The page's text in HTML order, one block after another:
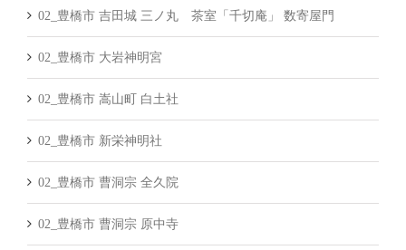
02_豊橋市 吉田城 三ノ丸 茶室「千切庵」 数寄屋門
02_豊橋市 大岩神明宮
02_豊橋市 嵩山町 白土社
02_豊橋市 新栄神明社
02_豊橋市 曹洞宗 全久院
02_豊橋市 曹洞宗 原中寺